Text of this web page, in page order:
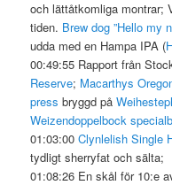
och lättåtkomliga montrar;
tiden. Brew dog ”Hello my
udda med en Hampa IPA (
00:49:55 Rapport från
Reserve; Macarthys
press bryggd på
Weizendoppelbock
01:03:00Clynlelish Single
tydligt sherryfat och sälta;
01:08:26 En skål för 10:e